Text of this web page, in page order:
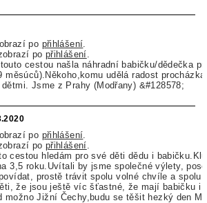
po přihlášení
po přihlášení
cestou našla náhradní babičku/dědečka
měsúců).Někoho,komu udělá radost
Jsme z Prahy (Modřany) &#128578;
po přihlášení
po přihlášení
cestou hledám pro své děti dědu i
3,5 roku.Uvítali by jsme společné výlety,
prostě trávit spolu volné chvíle a spolu
že jsou ještě víc šťastné, že mají babičku i
možno Jižní Čechy,budu se těšit hezký den